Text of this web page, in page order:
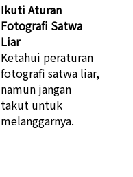
Ikuti Aturan
Fotografi Satwa
Liar
Ketahui peraturan
fotografi satwa liar,
namun jangan
takut untuk
melanggarnya.